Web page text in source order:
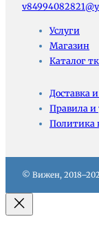
Услуги
Магазин
Каталог
Доставка
Правила и
Политика
© Вижен,